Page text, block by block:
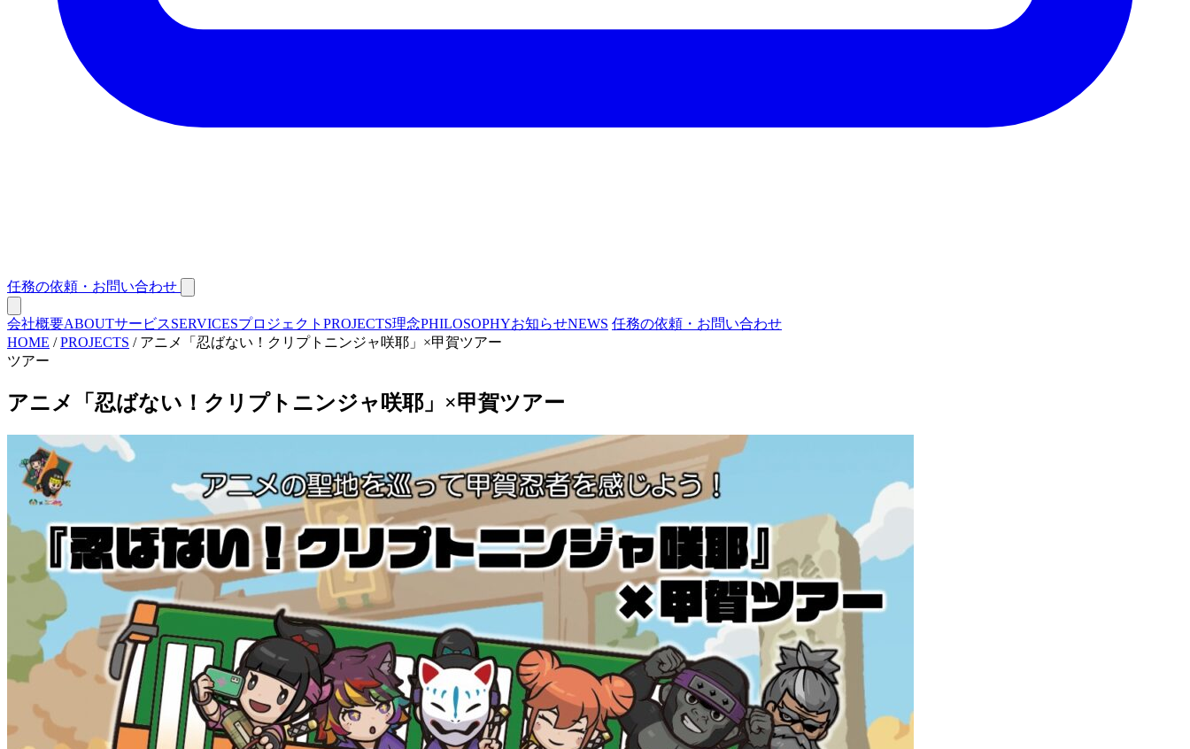
任務の依頼・お問い合わせ
会社概要ABOUTサービスSERVICESプロジェクト PROJECTS理念PHILOSOPHYお知らせNEWS 任務の依頼・お問い合わせ
HOME / PROJECTS / アニメ「忍ばない！クリプトニンジャ咲耶」×甲賀ツアー
ツアー
アニメ「忍ばない！クリプトニンジャ咲耶」×甲賀ツアー